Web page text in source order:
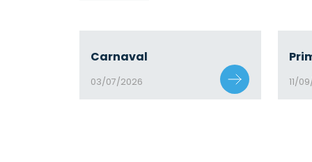
Carnaval
03/07/2026 11/